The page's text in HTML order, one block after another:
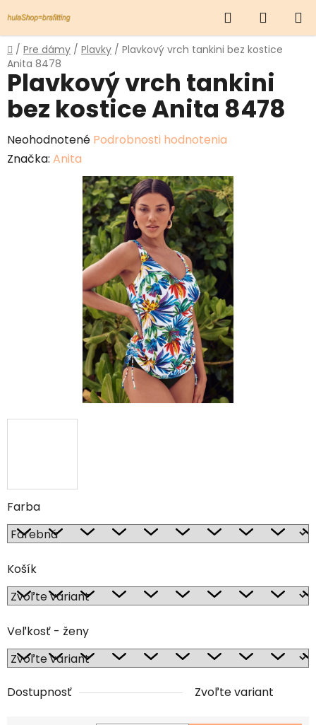
na
obsah
Hľadať
KOŠÍK
Domov
/ Pre dámy / Plavky / Plavkový vrch tankini bez kostice
Anita 8478
Farba
Košík
Veľkosť - ženy
Dostupnosť Zvoľte variant
Plavkový vrch tankini
bez kostice Anita 8478
Priemerné
hodnotenie
Neohodnotené Podrobnosti hodnotenia
Značka: Anita